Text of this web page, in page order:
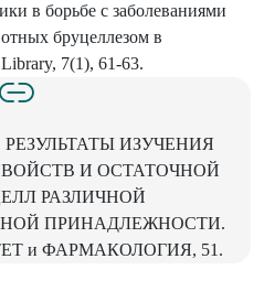
в борьбе с заболеваниями
бруцеллезом в
7(1), 61-63.
РЕЗУЛЬТАТЫ ИЗУЧЕНИЯ
И ОСТАТОЧНОЙ
РАЗЛИЧНОЙ
ПРИНАДЛЕЖНОСТИ.
и ФАРМАКОЛОГИЯ, 51.